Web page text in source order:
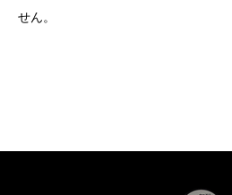
せん。